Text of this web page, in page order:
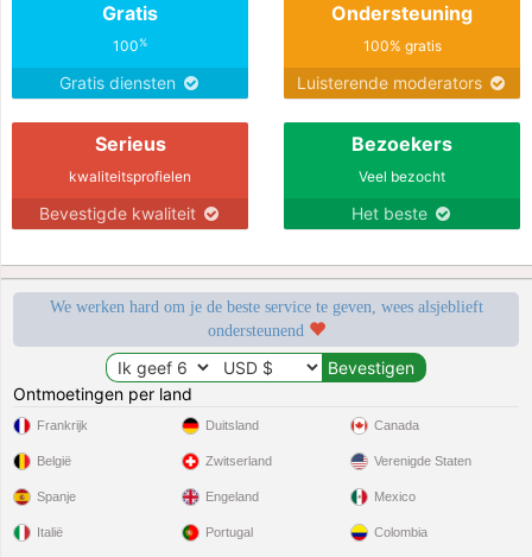
Gratis
100%
Gratis diensten
Ondersteuning
100% gratis
Luisterende moderators
Serieus
kwaliteitsprofielen
Bevestigde kwaliteit
Bezoekers
Veel bezocht
Het beste
We werken hard om je de beste service te geven, wees alsjeblieft
ondersteunend
Ontmoetingen per land
Frankrijk
België
Spanje
Italië
Duitsland
Zwitserland
Engeland
Portugal
Canada
Verenigde Staten
Mexico
Colombia